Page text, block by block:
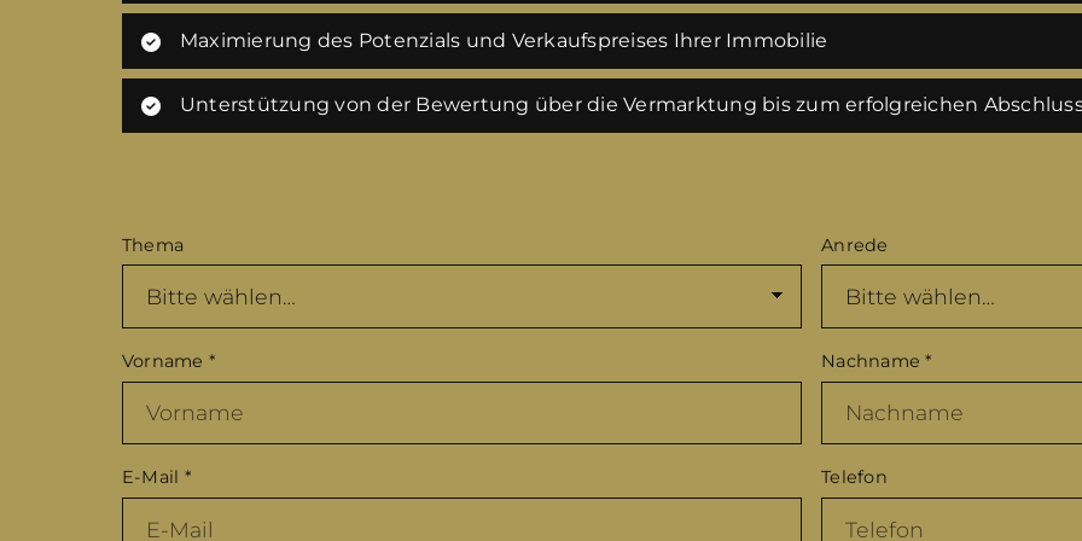
Maximierung des Potenzials und Verkaufspreises Ihrer Immobilie
Unterstützung von der Bewertung über die Vermarktung bis zum erfolgreichen
Thema Anrede
Vorname * Nachname*
E-Mail * Telefon